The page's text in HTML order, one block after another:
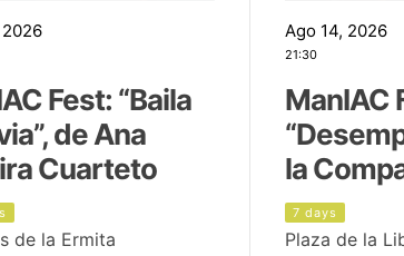
Fest: “Baila
de Ana
Cuarteto
de la Ermita
Ago 14, 2026
21:30
ManIAC
la
7 days
Plaza de la